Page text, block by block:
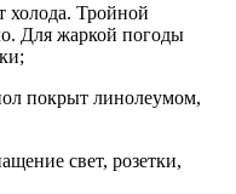
холода. Тройной
Для жаркой погоды
покрыт линолеумом,
свет, розетки,